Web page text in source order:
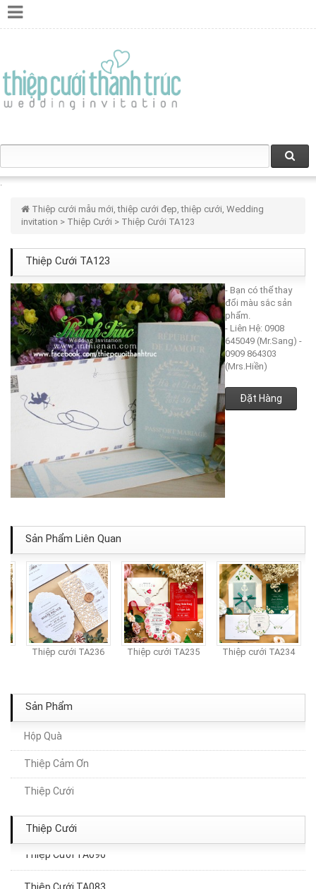
Thiệp cưới mẫu mới, thiệp cưới đẹp, thiệp cưới, Wedding
invitation > Thiệp Cưới > Thiệp Cưới TA123
Thiệp Cưới TA123
- Bạn có thể thay
đổi màu sắc sản
phẩm.
- Liên Hệ: 0908
645049 (Mr.Sang) -
0909 864303
(Mrs.Hiền)
Đặt Hàng
Sản Phẩm Liên Quan
Thiệp cưới TA236 Thiệp cưới TA235 Thiệp cưới TA234
Sản Phẩm
Hộp Quà
Thiệp Cảm Ơn
Thiệp Cưới
Thiệp Cưới
Thiệp Cưới TA266A
Thiệp Cưới TA093
Thiệp Cưới TA083